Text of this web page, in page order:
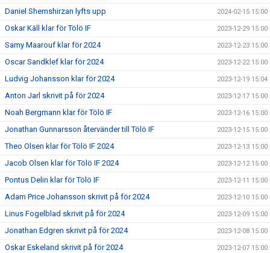
Daniel Shemshirzan lyfts upp 2024-02-15 15:00
Oskar Käll klar för Tölö IF 2023-12-29 15:00
Samy Maarouf klar för 2024 2023-12-23 15:00
Oscar Sandklef klar för 2024 2023-12-22 15:00
Ludvig Johansson klar för 2024 2023-12-19 15:04
Anton Jarl skrivit på för 2024 2023-12-17 15:00
Noah Bergmann klar för Tölö IF 2023-12-16 15:00
Jonathan Gunnarsson återvänder till Tölö IF 2023-12-15 15:00
Theo Olsen klar för Tölö IF 2024 2023-12-13 15:00
Jacob Olsen klar för Tölö IF 2024 2023-12-12 15:00
Pontus Delin klar för Tölö IF 2023-12-11 15:00
Adam Price Johansson skrivit på för 2024 2023-12-10 15:00
Linus Fogelblad skrivit på för 2024 2023-12-09 15:00
Jonathan Edgren skrivit på för 2024 2023-12-08 15:00
Oskar Eskeland skrivit på för 2024 2023-12-07 15:00